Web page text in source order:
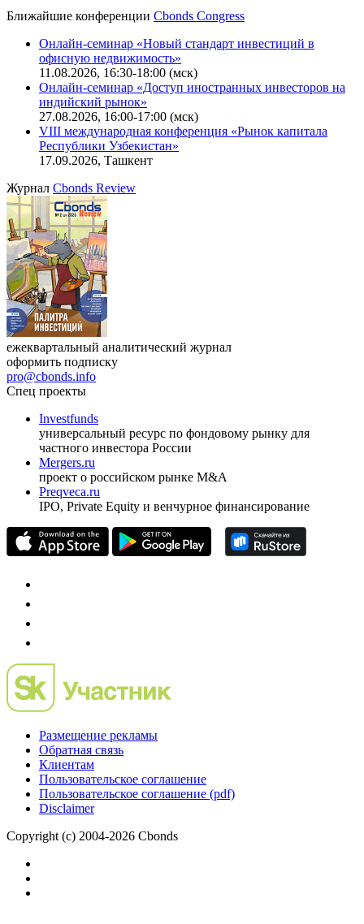
Ближайшие конференции Cbonds Congress
Онлайн-семинар «Новый стандарт инвестиций в
офисную недвижимость»
11.08.2026, 16:30-18:00 (мск)
Онлайн-семинар «Доступ иностранных инвесторов на
индийский рынок»
27.08.2026, 16:00-17:00 (мск)
VIII международная конференция «Рынок капитала
Республики Узбекистан»
17.09.2026, Ташкент
Журнал Cbonds Review
ежеквартальный аналитический журнал
оформить подписку
pro@cbonds.info
Спец проекты
Investfunds
универсальный ресурс по фондовому рынку для
частного инвестора России
Mergers.ru
проект о российском рынке M&A
Preqveca.ru
IPO, Private Equity и венчурное финансирование
Размещение рекламы
Обратная связь
Клиентам
Пользовательское соглашение
Пользовательское соглашение (pdf)
Disclaimer
Copyright (c) 2004-2026 Cbonds